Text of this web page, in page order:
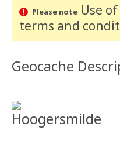
Please noteUse of
terms and
Geocache